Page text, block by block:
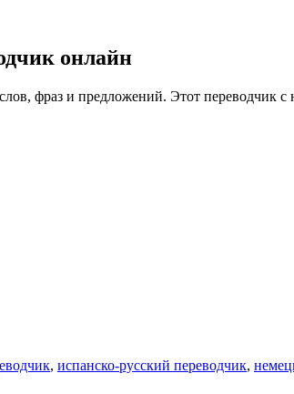
онлайн
фраз и предложений. Этот переводчик
, испанско-русский переводчик,